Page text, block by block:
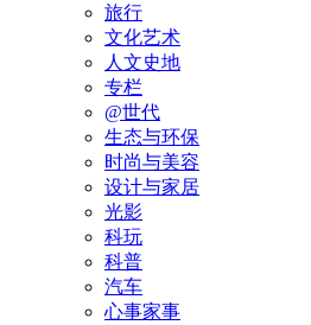
旅行
文化艺术
人文史地
专栏
@世代
生态与环保
时尚与美容
设计与家居
光影
科玩
科普
汽车
心事家事